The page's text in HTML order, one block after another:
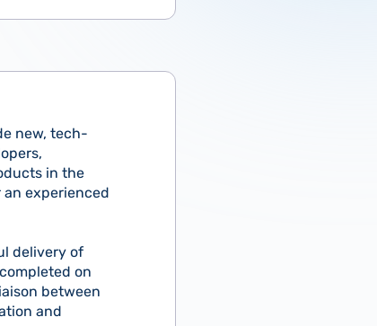
new, tech-
in the
experienced
delivery of
on
between
and